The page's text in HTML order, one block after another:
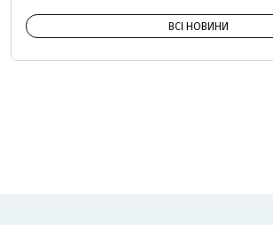
ВСІ НОВИНИ